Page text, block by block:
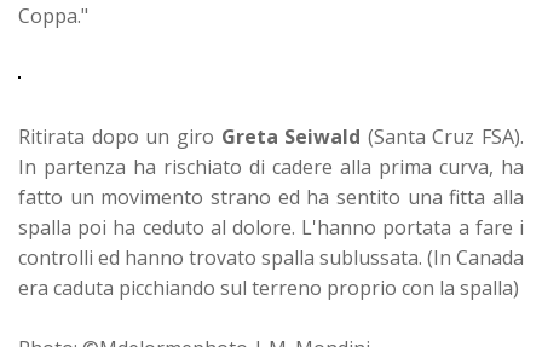
Coppa."
Ritirata dopo un giro Greta Seiwald (Santa Cruz FSA).
In partenza ha rischiato di cadere alla prima curva, ha
fatto un movimento strano ed ha sentito una fitta alla
spalla poi ha ceduto al dolore. L'hanno portata a fare i
controlli ed hanno trovato spalla sublussata. (In Canada
era caduta picchiando sul terreno proprio con la spalla)